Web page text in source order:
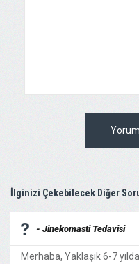
İlginizi Çekebilecek Diğer
- Jinekomasti Tedavisi
Merhaba, Yaklaşık 6-7